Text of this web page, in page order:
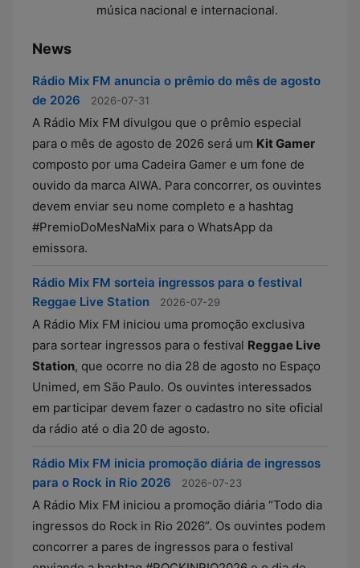
música nacional e internacional.
News
Rádio Mix FM anuncia o prêmio do mês de agosto
de 2026
2026-07-31
A Rádio Mix FM divulgou que o prêmio especial
para o mês de agosto de 2026 será um Kit Gamer
composto por uma Cadeira Gamer e um fone de
ouvido da marca AIWA. Para concorrer, os ouvintes
devem enviar seu nome completo e a hashtag
#PremioDoMesNaMix para o WhatsApp da
emissora.
Rádio Mix FM sorteia ingressos para o festival
Reggae Live Station
2026-07-29
A Rádio Mix FM iniciou uma promoção exclusiva
para sortear ingressos para o festival Reggae Live
Station, que ocorre no dia 28 de agosto no Espaço
Unimed, em São Paulo. Os ouvintes interessados
em participar devem fazer o cadastro no site oficial
da rádio até o dia 20 de agosto.
Rádio Mix FM inicia promoção diária de ingressos
para o Rock in Rio 2026
2026-07-23
A Rádio Mix FM iniciou a promoção diária “Todo dia
ingressos do Rock in Rio 2026”. Os ouvintes podem
concorrer a pares de ingressos para o festival